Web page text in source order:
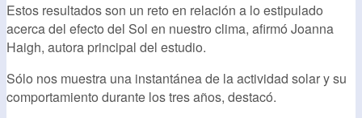
Estos resultados son un reto en relación a lo estipulado
acerca del efecto del Sol en nuestro clima, afirmó Joanna
Haigh, autora principal del estudio.
Sólo nos muestra una instantánea de la actividad solar y su
comportamiento durante los tres años, destacó.